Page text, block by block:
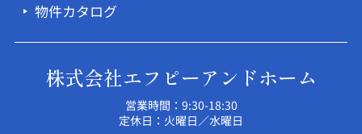
物件カタログ
株式会社エフピーアンドホーム
営業時間：9:30-18:30
定休日：火曜日／水曜日